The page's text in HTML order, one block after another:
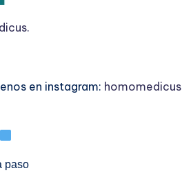
en instagram: homomedicus
paso